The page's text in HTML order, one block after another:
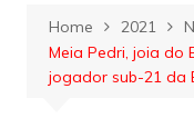
Home 2021
Meia Pedri, joia do
jogador sub-21 da